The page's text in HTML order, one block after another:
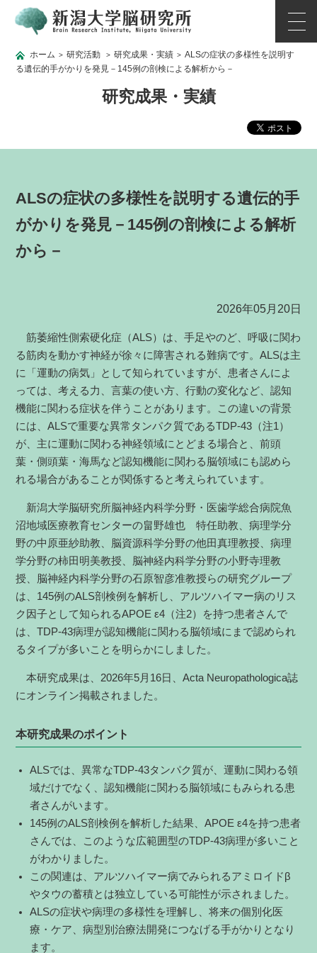
ホーム > 研究活動 > 研究成果・実績 > ALSの症状の多様性を説明す
る遺伝的手がかりを発見－145例の剖検による解析から－
研究成果・実績
ALSの症状の多様性を説明する遺伝的手
がかりを発見－145例の剖検による解析
から－
2026年05月20日
筋萎縮性側索硬化症（ALS）は、手足やのど、呼吸に関わ
る筋肉を動かす神経が徐々に障害される難病です。ALSは主
に「運動の病気」として知られていますが、患者さんによ
っては、考える力、言葉の使い方、行動の変化など、認知
機能に関わる症状を伴うことがあります。この違いの背景
には、ALSで重要な異常タンパク質であるTDP-43（注1）
が、主に運動に関わる神経領域にとどまる場合と、前頭
葉・側頭葉・海馬など認知機能に関わる脳領域にも認めら
れる場合があることが関係すると考えられています。
新潟大学脳研究所脳神経内科学分野・医歯学総合病院魚
沼地域医療教育センターの畠野雄也 特任助教、病理学分
野の中原亜紗助教、脳資源科学分野の他田真理教授、病理
学分野の柿田明美教授、脳神経内科学分野の小野寺理教
授、脳神経内科学分野の石原智彦准教授らの研究グループ
は、145例のALS剖検例を解析し、アルツハイマー病のリス
ク因子として知られるAPOE ε4（注2）を持つ患者さんで
は、TDP-43病理が認知機能に関わる脳領域にまで認められ
るタイプが多いことを明らかにしました。
本研究成果は、2026年5月16日、Acta Neuropathologica誌
にオンライン掲載されました。
本研究成果のポイント
ALSでは、異常なTDP-43タンパク質が、運動に関わる領
域だけでなく、認知機能に関わる脳領域にもみられる患
者さんがいます。
145例のALS剖検例を解析した結果、APOE ε4を持つ患者
さんでは、このような広範囲型のTDP-43病理が多いこと
がわかりました。
この関連は、アルツハイマー病でみられるアミロイドβ
やタウの蓄積とは独立している可能性が示されました。
ALSの症状や病理の多様性を理解し、将来の個別化医
療・ケア、病型別治療法開発につなげる手がかりとなり
ます。